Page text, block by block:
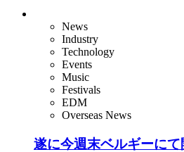
News
Industry
Technology
Events
Music
Festivals
EDM
Overseas News
遂に今週末ベルギーにて